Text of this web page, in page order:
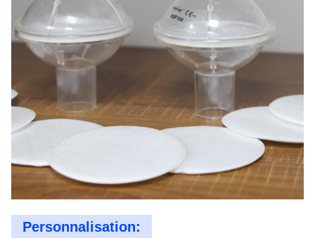
Personnalisation: